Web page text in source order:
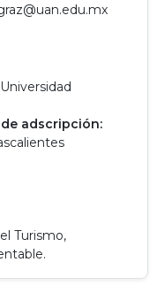
Universidad
adscripción:
Turismo,